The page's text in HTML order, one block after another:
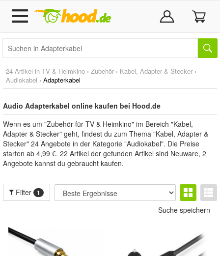
24 Artikel in TV & Heimkino › Zubehör › Kabel, Adapter & Stecker ›
Audiokabel › Adapterkabel
Audio Adapterkabel online kaufen bei Hood.de
Wenn es um "Zubehör für TV & Heimkino" im Bereich "Kabel,
Adapter & Stecker" geht, findest du zum Thema "Kabel, Adapter &
Stecker" 24 Angebote in der Kategorie "Audiokabel". Die Preise
starten ab 4,99 €. 22 Artikel der gefunden Artikel sind Neuware, 2
Angebote kannst du gebraucht kaufen.
Filter 1
Suche speichern